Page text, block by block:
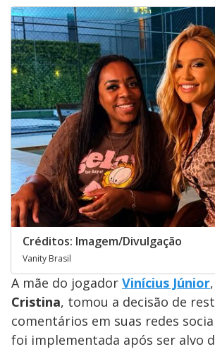
Créditos: Imagem/Divulgação
Vanity Brasil
A mãe do jogador Vinícius Júnior,
Cristina, tomou a decisão de
comentários em suas redes
foi implementada após ser alvo